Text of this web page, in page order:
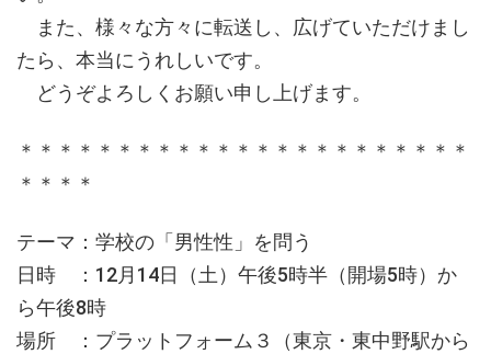
また、様々な方々に転送し、広げていただけまし
たら、本当にうれしいです。
どうぞよろしくお願い申し上げます。
＊＊＊＊＊＊＊＊＊＊＊＊＊＊＊＊＊＊＊＊＊＊＊
＊＊＊＊
テーマ：学校の「男性性」を問う
日時 ：12月14日（土）午後5時半（開場5時）か
ら午後8時
場所 ：プラットフォーム３（東京・東中野駅から